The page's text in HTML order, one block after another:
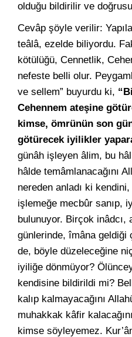
olduğu bildirilir ve doğrusu
Cevâp şöyle verilir:
teâlâ, ezelde biliyordu.
kötülüğü, Cennetlik,
nefeste belli olur.
ve sellem” buyurdu ki,
Cehennem ateşine
kimse, ömrünün son
götürecek iyilikler
günâh işleyen âlim, bu
hâlde temâmlanacağını
nereden anladı ki
işlemeğe mecbûr sanıp,
bulunuyor. Birçok inâdcı,
günlerinde, îmâna geldiği
de, böyle düzeleceğine
iyiliğe dönmüyor?
kendisine bildirildi mi?
kalıp kalmayacağını
muhakkak kâfir
kimse söyleyemez.